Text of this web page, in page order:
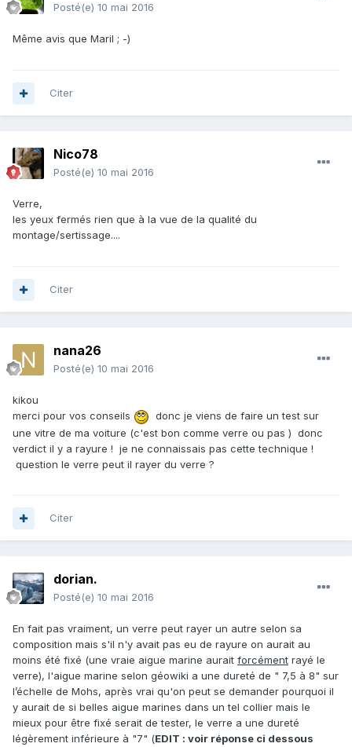
Posté(e) 10 mai 2016
Même avis que Maril ; -)
Citer
Nico78
Posté(e) 10 mai 2016
Verre,
les yeux fermés rien que à la vue de la qualité du
montage/sertissage....
Citer
nana26
Posté(e) 10 mai 2016
kikou
merci pour vos conseils
donc je viens de faire un test sur
une vitre de ma voiture (c'est bon comme verre ou pas ) donc
verdict il y a rayure ! je ne connaissais pas cette technique !
question le verre peut il rayer du verre ?
Citer
dorian.
Posté(e) 10 mai 2016
En fait pas vraiment, un verre peut rayer un autre selon sa
composition mais s'il n'y avait pas eu de rayure on aurait au
moins été fixé (une vraie aigue marine aurait forcément rayé le
verre), l'aigue marine selon géowiki a une dureté de " 7,5 à 8" sur
l’échelle de Mohs, après vrai qu'on peut se demander pourquoi il
y aurait de si belles aigue marines dans un tel collier mais le
mieux pour être fixé serait de tester, le verre a une dureté
légèrement inférieure à "7" (EDIT : voir réponse ci dessous